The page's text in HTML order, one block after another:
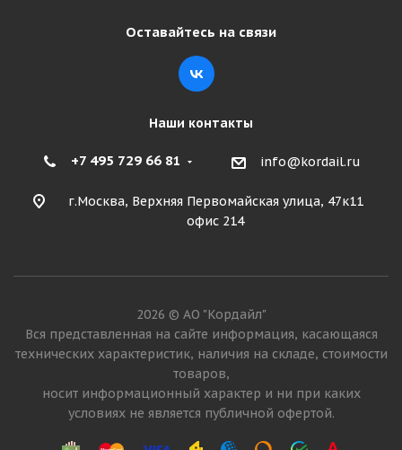
Оставайтесь на связи
Наши контакты
+7 495 729 66 81 info@kordail.ru
г.Москва, Верхняя Первомайская улица, 47к11
офис 214
2026 © АО "Кордайл"
Вся представленная на сайте информация, касающаяся
технических характеристик, наличия на складе, стоимости
товаров,
носит информационный характер и ни при каких
условиях не является публичной офертой.